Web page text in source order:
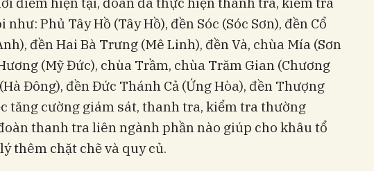
như: Phủ Tây Hồ (Tây Hồ), đền Sóc (Sóc Sơn), đền Cổ
đền Hai Bà Trưng (Mê Linh), đền Và, chùa Mía (Sơn
(Mỹ Đức), chùa Trầm, chùa Trăm Gian (Chương
Đông), đền Đức Thánh Cả (Ứng Hòa), đền Thượng
tăng cường giám sát, thanh tra, kiểm tra thường
thanh tra liên ngành phần nào giúp cho khâu tổ
thêm chặt chẽ và quy củ.